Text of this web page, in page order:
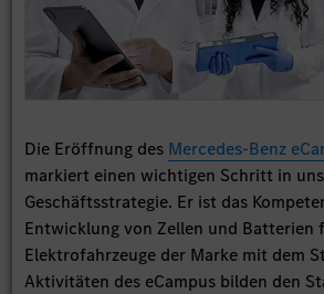
Die Eröffnung des Mercedes-Benz
markiert einen wichtigen Schritt in
Geschäftsstrategie. Er ist das
Entwicklung von Zellen und Batterien
Elektrofahrzeuge der Marke mit dem
Aktivitäten des eCampus bilden den